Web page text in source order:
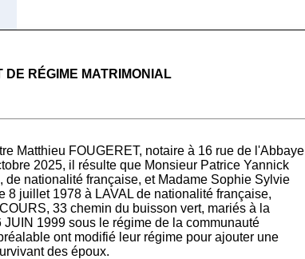
DE RÉGIME MATRIMONIAL
Matthieu FOUGERET, notaire à 16 rue de l'Abbaye
2025, il résulte que Monsieur Patrice Yannick
nationalité française, et Madame Sophie Sylvie
8 juillet 1978 à LAVAL de nationalité française,
33 chemin du buisson vert, mariés à la
1999 sous le régime de la communauté
ont modifié leur régime pour ajouter une
des époux.